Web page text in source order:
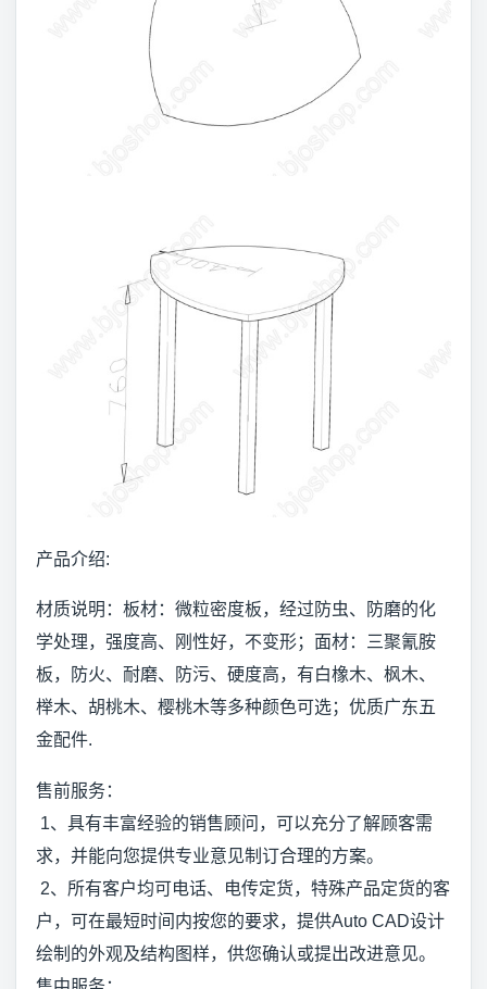
产品介绍:
材质说明：板材：微粒密度板，经过防虫、防磨的化
学处理，强度高、刚性好，不变形；面材：三聚氰胺
板，防火、耐磨、防污、硬度高，有白橡木、枫木、
榉木、胡桃木、樱桃木等多种颜色可选；优质广东五
金配件.
售前服务：
1、具有丰富经验的销售顾问，可以充分了解顾客需
求，并能向您提供专业意见制订合理的方案。
2、所有客户均可电话、电传定货，特殊产品定货的客
户，可在最短时间内按您的要求，提供Auto CAD设计
绘制的外观及结构图样，供您确认或提出改进意见。